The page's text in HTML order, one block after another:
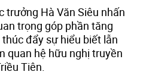
trưởng Hà Văn Siêu nhấn
trọng góp phần tăng
đẩy sự hiểu biết lẫn
quan hệ hữu nghị truyền
Tiên.